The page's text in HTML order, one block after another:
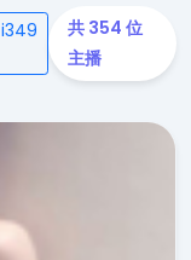
i349
共 354 位
主播